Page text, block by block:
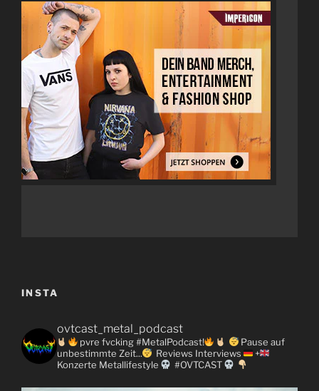
INSTA
ovtcast_metal_podcast
pvre fvcking #MetalPodcast!
Pause auf
unbestimmte Zeit...
Reviews Interviews
+
Konzerte Metallifestyle #OVTCAST